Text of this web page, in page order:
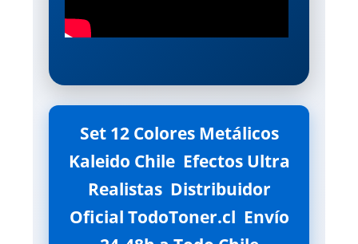
Set 12 Colores Metálicos
Kaleido Chile  Efectos Ultra
Realistas  Distribuidor
Oficial TodoToner.cl  Envío